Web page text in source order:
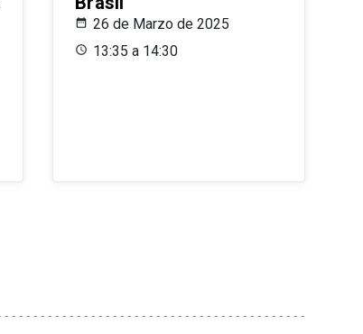
26 de Marzo de 2025
13:35 a 14:30